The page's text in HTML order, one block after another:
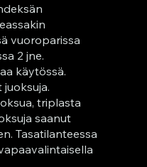
vuoroparissa
2 jne.
käytössä.
triplasta
saanut
Tasatilanteessa